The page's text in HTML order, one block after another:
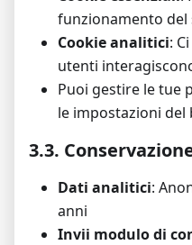
funzionamento del
Cookie analitici:
utenti
Puoi gestire le tue
le impostazioni del
3.3.
Dati analitici:
anni
Invii modulo di